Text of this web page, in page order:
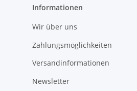
Informationen
Wir über uns
Zahlungsmöglichkeiten
Versandinformationen
Newsletter